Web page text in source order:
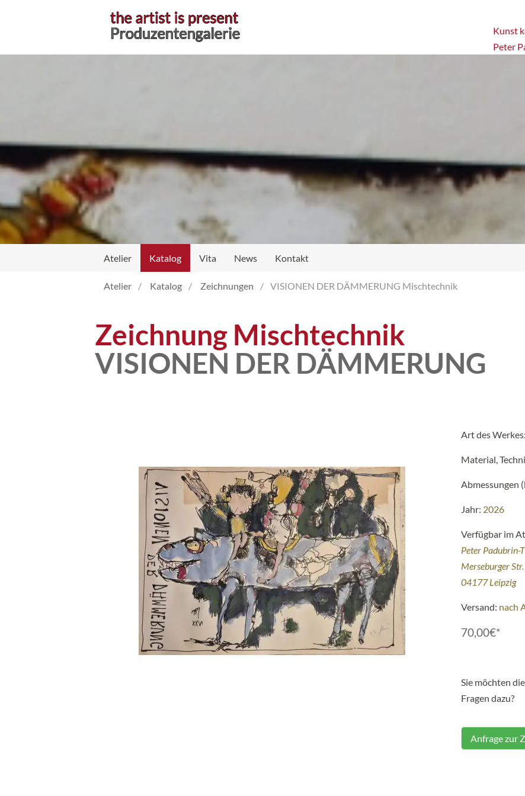
Kunst
Peter
Atelier Katalog Vita News Kontakt
Atelier Katalog Zeichnungen VISIONEN DER DÄMMERUNG Mischtechnik
Zeichnung Mischtechnik
VISIONEN DER DÄMMERUNG
Art des Werkes:
Material,
Abmessungen
Jahr: 2026
Verfügbar im
Peter Padubrin-
Merseburger
04177 Leipzig
Versand: nach
70,00€*
Sie möchten
Fragen dazu?
Anfrage zur